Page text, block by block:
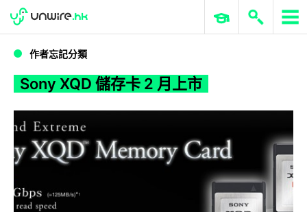
Sony XQD 儲存卡 2 月上市
WWDC 2026 ERP 與商業 AI
作者忘記分類
Sony XQD 儲存卡 2 月上市